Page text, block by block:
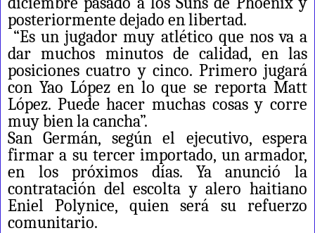
posteriormente dejado en libertad.
“Es un jugador muy atlético que nos va a
dar muchos minutos de calidad, en las
posiciones cuatro y cinco. Primero jugará
con Yao López en lo que se reporta Matt
López. Puede hacer muchas cosas y corre
muy bien la cancha”.
San Germán, según el ejecutivo, espera
firmar a su tercer importado, un armador,
en los próximos días. Ya anunció la
contratación del escolta y alero haitiano
Eniel Polynice, quien será su refuerzo
comunitario.